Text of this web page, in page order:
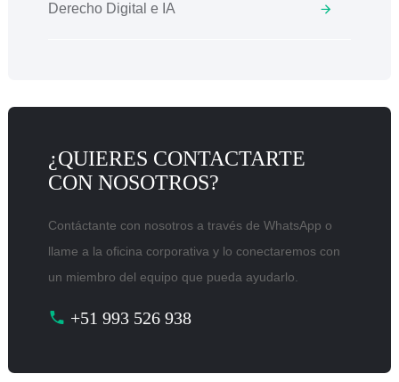
Derecho Digital e IA
¿QUIERES CONTACTARTE
CON NOSOTROS?
Contáctante con nosotros a través de WhatsApp o
llame a la oficina corporativa y lo conectaremos con
un miembro del equipo que pueda ayudarlo.
+51 993 526 938